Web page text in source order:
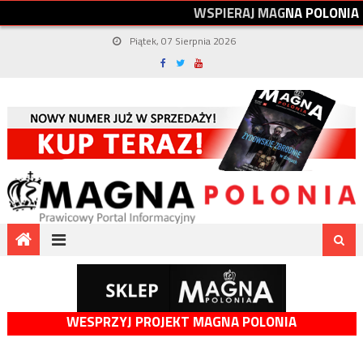
WSPIERAJMAGNAPOLONIA
Piątek, 07 Sierpnia 2026
WESPRZYJ PROJEKT MAGNA POLONIA